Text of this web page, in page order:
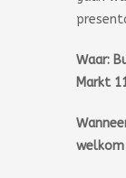
Waar:
Markt
welkom